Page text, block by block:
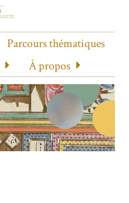
Parcours thématiques
À propos